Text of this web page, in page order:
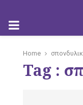
M
Home
Tag :